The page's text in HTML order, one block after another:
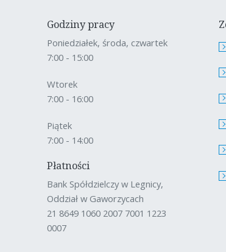
Godziny pracy
Poniedziałek, środa, czwartek
7:00 - 15:00
Wtorek
7:00 - 16:00
Piątek
7:00 - 14:00
Płatności
Bank Spółdzielczy w Legnicy,
Oddział w Gaworzycach
21 8649 1060 2007 7001 1223
0007